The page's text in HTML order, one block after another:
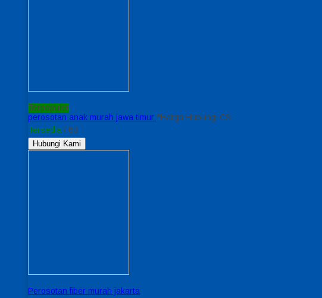
Terpopuler
perosotan anak murah jawa timur *Harga Hubungi CS
Tersedia / 63
Hubungi Kami
Perosotan fiber murah jakarta